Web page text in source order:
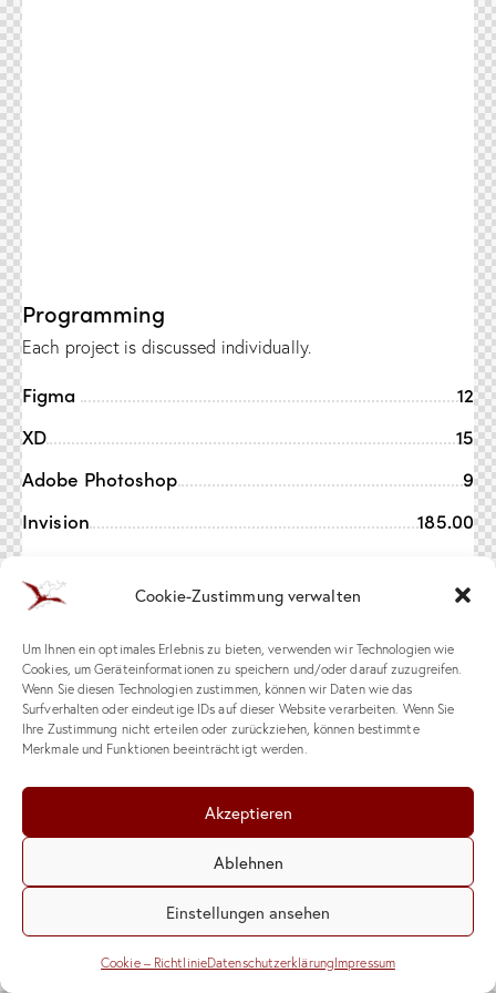
Cookie-Zustimmung verwalten
Um Ihnen ein optimales Erlebnis zu bieten, verwenden wir Technologien wie
Cookies, um Geräteinformationen zu speichern und/oder darauf zuzugreifen.
Wenn Sie diesen Technologien zustimmen, können wir Daten wie das
Surfverhalten oder eindeutige IDs auf dieser Website verarbeiten. Wenn Sie
Ihre Zustimmung nicht erteilen oder zurückziehen, können bestimmte
Merkmale und Funktionen beeinträchtigt werden.
Akzeptieren
Ablehnen
Einstellungen ansehen
Cookie – RichtlinieDatenschutzerklärungImpressum
Programming
Each project is discussed individually.
Figma
12
XD
15
Adobe Photoshop
9
Invision
185.00
FramerX
363
About Us